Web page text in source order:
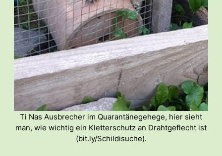
Ti Nas Ausbrecher im Quarantänegehege, hier sieht
man, wie wichtig ein Kletterschutz an Drahtgeflecht ist
(bit.ly/Schildisuche).